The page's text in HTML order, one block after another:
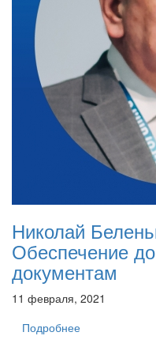
Николай
Обеспечение
документам
11 февраля, 2021
Подробнее